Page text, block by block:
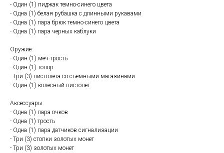
- Один (1) пиджак темно-синего цвета
- Одна (1) белая рубашка с длинными рукавами
- Одна (1) пара брюк темно-синего цвета
- Одна (1) пара черных каблуки
Оружие:
- Один (1) меч-трость
- Один (1) топор
- Три (3) пистолета со съемными магазинами
- Один (1) колесный пистолет
Аксессуары:
- Одна (1) пара очков
- Одна (1) трость
- Одна (1) пара датчиков сигнализации
- Три (3) стопки золотых монет
- Три (3) золотых монет